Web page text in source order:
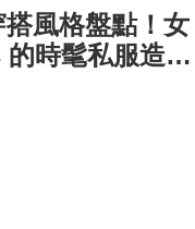
風格盤點！女
時髦私服造型